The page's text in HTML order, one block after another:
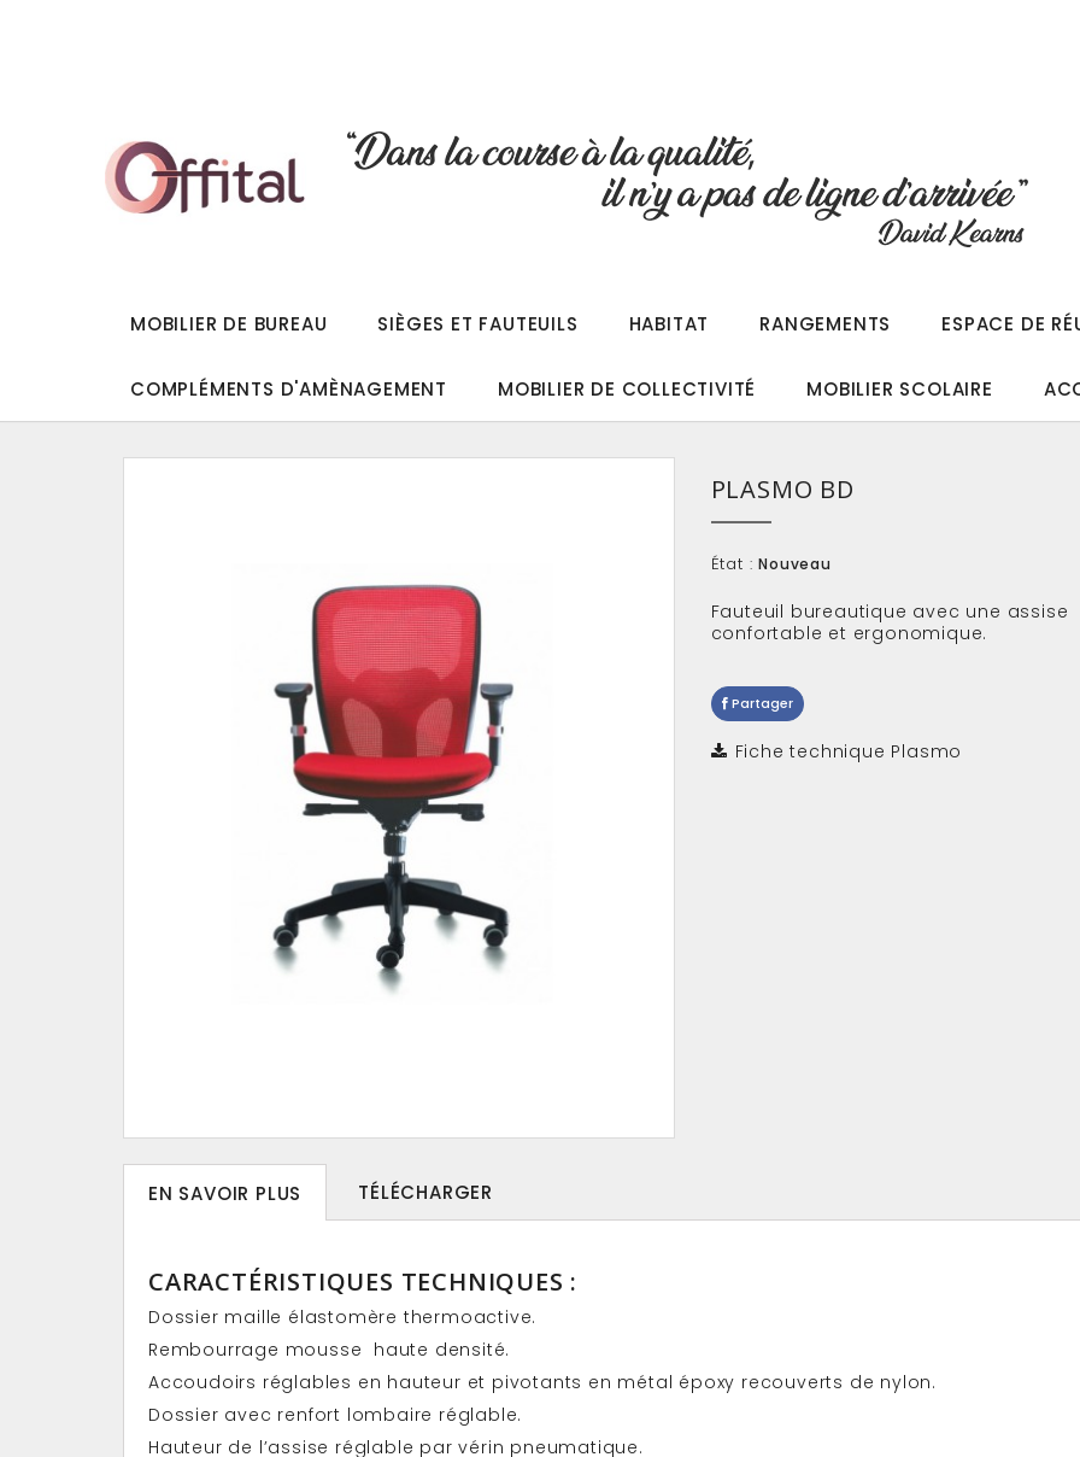
MOBILIER DE BUREAU SIÈGES ET FAUTEUILS HABITAT RANGEMENTS ESPACE DE
COMPLÉMENTS D'AMÈNAGEMENT MOBILIER DE COLLECTIVITÉ MOBILIER SCOLAIRE
PLASMO BD
État : Nouveau
Fauteuil bureautique avec une assise
confortable et ergonomique.
Partager
Fiche technique Plasmo
EN SAVOIR PLUS TÉLÉCHARGER
CARACTÉRISTIQUES TECHNIQUES :
Dossier maille élastomère thermoactive.
Rembourrage mousse haute densité.
Accoudoirs réglables en hauteur et pivotants en métal époxy recouverts de nylon.
Dossier avec renfort lombaire réglable.
Hauteur de l’assise réglable par vérin pneumatique.